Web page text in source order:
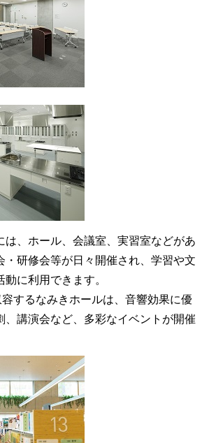
は、ホール、会議室、実習室などがあ
・研修会等が日々開催され、学習や文
に利用できます。
するなみきホールは、音響効果に優
、講演会など、多彩なイベントが開催